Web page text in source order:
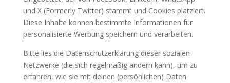
und X (Formerly Twitter) stammt und Cookies platziert.
Diese Inhalte können bestimmte Informationen für
personalisierte Werbung speichern und verarbeiten.
Bitte lies die Datenschutzerklärung dieser sozialen
Netzwerke (die sich regelmäßig ändern kann), um zu
erfahren, wie sie mit deinen (persönlichen) Daten